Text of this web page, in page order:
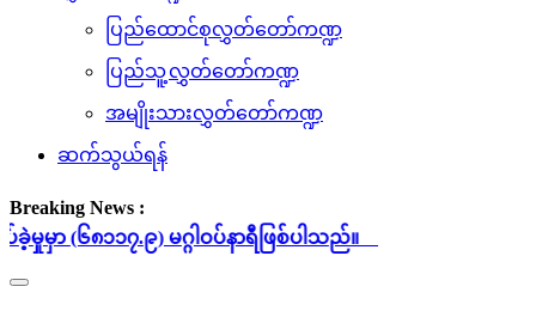
ပြည်ထောင်စုလွှတ်တော်ကဏ္ဍ
ပြည်သူ့လွှတ်တော်ကဏ္ဍ
အမျိုးသားလွှတ်တော်ကဏ္ဍ
ဆက်သွယ်ရန်
Breaking News :
မဂ္ဂါဝပ်နာရီဖြစ်ပါသည်။
Toggle